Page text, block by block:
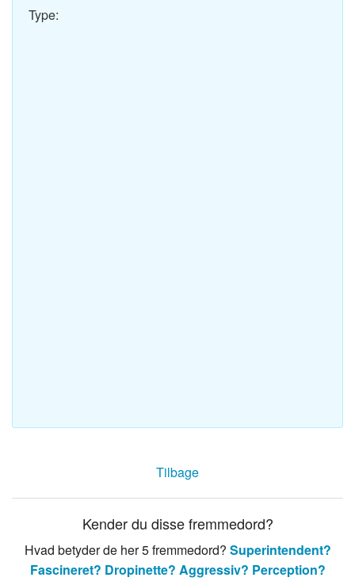
Type:
Tilbage
Kender du disse fremmedord?
Hvad betyder de her 5 fremmedord? Superintendent?
Fascineret? Dropinette? Aggressiv? Perception?